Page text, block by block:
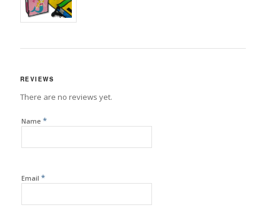
REVIEWS
There are no reviews yet.
Name *
Email *